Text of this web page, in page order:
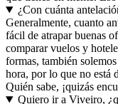
¿Con cuánta
Generalmente, cuanto
fácil de atrapar buenas
comparar vuelos y
formas, también
hora, por lo que no está
Quién sabe, ¡quizás
Quiero ir a Viveiro,